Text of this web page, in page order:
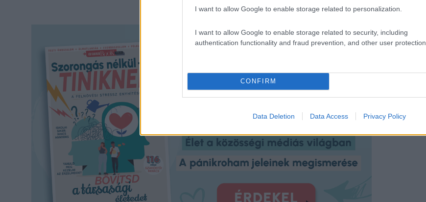
I want to allow Google to enable storage related to personalization.
I want to allow Google to enable storage related to security, including
authentication functionality and fraud prevention, and other user protection.
CONFIRM
Data Deletion Data Access Privacy Policy